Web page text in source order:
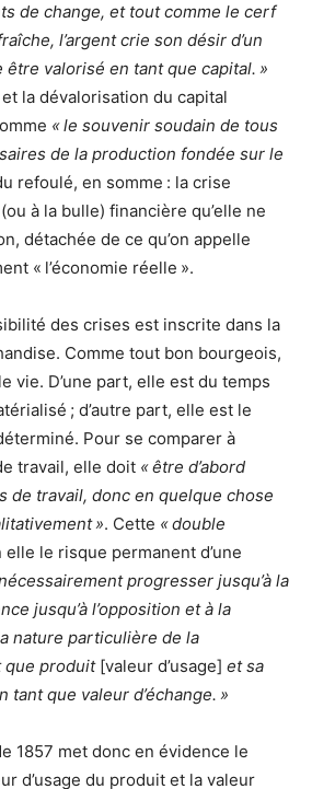
de change, et tout comme le cerf
l’argent crie son désir d’un
valorisé en tant que capital. »
la dévalorisation du capital
« le souvenir soudain de tous
de la production fondée sur le
refoulé, en somme : la crise
à la bulle) financière qu’elle ne
détachée de ce qu’on appelle
« l’économie réelle ».
des crises est inscrite dans la
Comme tout bon bourgeois,
vie. D’une part, elle est du temps
; d’autre part, elle est le
Pour se comparer à
travail, elle doit « être d’abord
de travail, donc en quelque chose
». Cette « double
le risque permanent d’une
progresser jusqu’à la
jusqu’à l’opposition et à la
nature particulière de la
que produit[valeur d’usage] et sa
que valeur d’échange. »
1857 met donc en évidence le
d’usage du produit et la valeur